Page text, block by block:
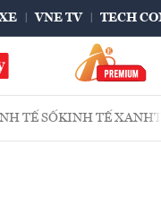
VNE TV TECH
TẾ SỐKINH TẾ XANH